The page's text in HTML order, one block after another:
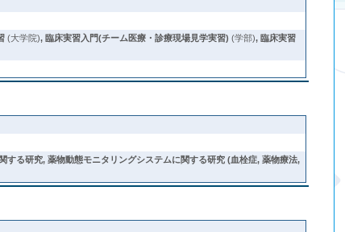
(大学院),臨床実習入門(チーム医療・診療現場見学実習) (学部),臨床実習
る研究, 薬物動態モニタリングシステムに関する研究 (血栓症, 薬物療法,